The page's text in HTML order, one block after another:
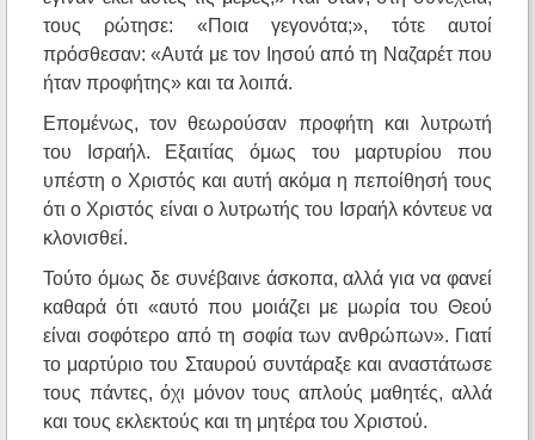
τους ρώτησε: «Ποια γεγονότα;», τότε αυτοί
πρόσθεσαν: «Αυτά με τον Ιησού από τη Ναζαρέτ που
ήταν προφήτης» και τα λοιπά.
Επομένως, τον θεωρούσαν προφήτη και λυτρωτή
του Ισραήλ. Εξαιτίας όμως του μαρτυρίου που
υπέστη ο Χριστός και αυτή ακόμα η πεποίθησή τους
ότι ο Χριστός είναι ο λυτρωτής του Ισραήλ κόντευε να
κλονισθεί.
Τούτο όμως δε συνέβαινε άσκοπα, αλλά για να φανεί
καθαρά ότι «αυτό που μοιάζει με μωρία του Θεού
είναι σοφότερο από τη σοφία των ανθρώπων». Γιατί
το μαρτύριο του Σταυρού συντάραξε και αναστάτωσε
τους πάντες, όχι μόνον τους απλούς μαθητές, αλλά
και τους εκλεκτούς και τη μητέρα του Χριστού.